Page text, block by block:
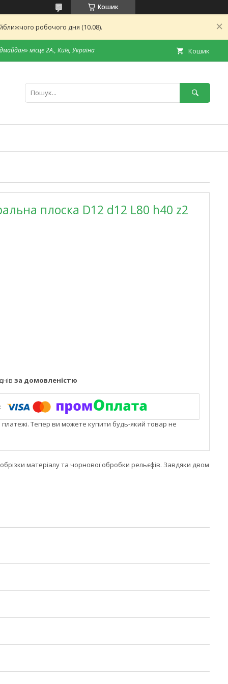
Кошик
робочого дня (10.08).
місце 2А., Київ, Україна Кошик
плоска D12 d12 L80 h40 z2
за домовленістю
платежі. Тепер ви можете купити будь-який товар не
матеріалу та чорнової обробки рельєфів. Завдяки двом